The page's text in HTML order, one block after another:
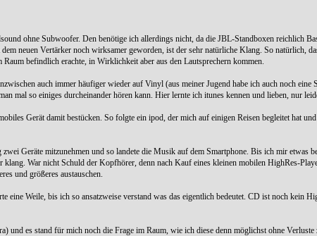
ohne Subwoofer. Den benötige ich allerdings nicht, da die JBL-Standboxen reichlich
neuen Vertärker noch wirksamer geworden, ist der sehr natürliche Klang. So natürlich,
befindlich erachte, in Wirklichkeit aber aus den Lautsprechern kommen.
auch immer häufiger wieder auf Vinyl (aus meiner Jugend habe ich auch noch eine
mal so einiges durcheinander hören kann. Hier lernte ich itunes kennen und lieben, nur
Gerät damit bestücken. So folgte ein ipod, der mich auf einigen Reisen begleitet hat
Geräte mitzunehmen und so landete die Musik auf dem Smartphone. Bis ich mir etwas
War nicht Schuld der Kopfhörer, denn nach Kauf eines kleinen mobilen HighRes-
und größeres austauschen.
Weile, bis ich so ansatzweise verstand was das eigentlich bedeutet. CD ist noch kein
und es stand für mich noch die Frage im Raum, wie ich diese denn möglichst ohne Verluste